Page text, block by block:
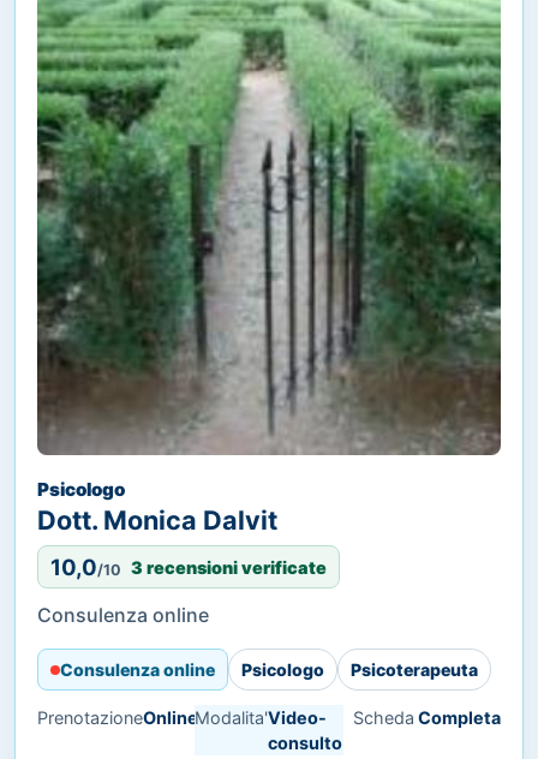
Psicologo
Dott. Monica Dalvit
10,0/10 3 recensioni verificate
Consulenza online
Consulenza online Psicologo Psicoterapeuta
PrenotazioneOnlineModalita'Video-
consulto
Scheda Completa